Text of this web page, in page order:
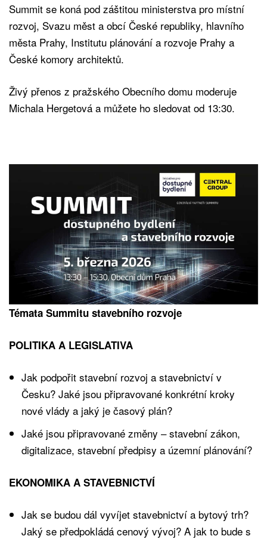
Summit se koná pod záštitou ministerstva pro místní
rozvoj, Svazu měst a obcí České republiky, hlavního
města Prahy, Institutu plánování a rozvoje Prahy a
České komory architektů.
Živý přenos z pražského Obecního domu moderuje
Michala Hergetová a můžete ho sledovat od 13:30.
Témata Summitu stavebního rozvoje
POLITIKA A LEGISLATIVA
Jak podpořit stavební rozvoj a stavebnictví v
Česku? Jaké jsou připravované konkrétní kroky
nové vlády a jaký je časový plán?
Jaké jsou připravované změny – stavební zákon,
digitalizace, stavební předpisy a územní plánování?
EKONOMIKA A STAVEBNICTVÍ
Jak se budou dál vyvíjet stavebnictví a bytový trh?
Jaký se předpokládá cenový vývoj? A jak to bude s